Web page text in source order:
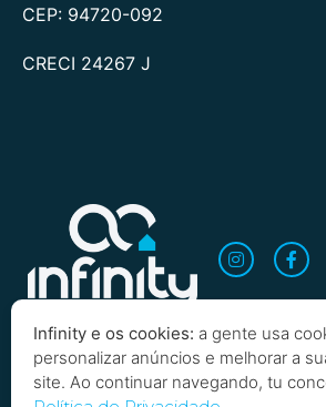
CEP: 94720-092
CRECI 24267 J
Infinity e os cookies: a gente usa
personalizar anúncios e melhorar a
site. Ao continuar navegando, tu